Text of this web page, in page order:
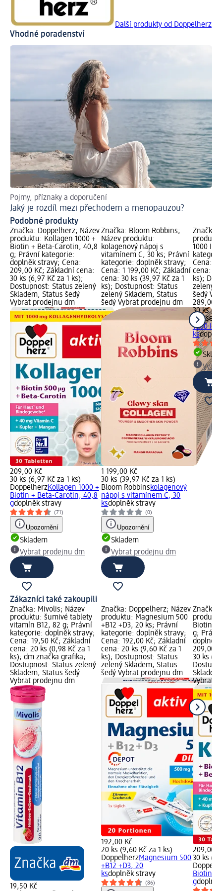
Další produkty od Doppelherz
Vhodné poradenství
Pojmy, příznaky a doporučení
Jaký je rozdíl mezi přechodem a menopauzou?
Podobné produkty
Značka: Doppelherz; Název
produktu: Kollagen 1000 +
Biotin + Beta-Carotin, 40,8
g; Právní kategorie:
doplněk stravy; Cena:
209,00 Kč; Základní cena:
30 ks (6,97 Kč za 1 ks);
Dostupnost: Status zelený
Skladem, Status šedý
Vybrat prodejnu dm
209,00 Kč
30 ks (6,97 Kč za 1 ks)
DoppelherzKollagen 1000 +
Biotin + Beta-Carotin, 40,8
gdoplněk stravy
(71)
Upozornění
Skladem
Vybrat prodejnu dm
Značka: Bloom Robbins;
Název produktu:
kolagenový nápoj s
vitamínem C, 30 ks; Právní
kategorie: doplněk stravy;
Cena: 1 199,00 Kč; Základní
cena: 30 ks (39,97 Kč za 1
ks); Dostupnost: Status
zelený Skladem, Status
šedý Vybrat prodejnu dm
1 199,00 Kč
30 ks (39,97 Kč za 1 ks)
Bloom Robbinskolagenový
nápoj s vitamínem C, 30
ksdoplněk stravy
(0)
Upozornění
Skladem
Vybrat prodejnu dm
Značka:
1000
Cena:
cena: 30
ks);
zelený
šedý
289,00
30 ks
tetesept
1000
ks
Zákazníci také zakoupili
Značka: Mivolis; Název
produktu: šumivé tablety
vitamín B12, 82 g; Právní
kategorie: doplněk stravy;
Cena: 19,50 Kč; Základní
cena: 20 ks (0,98 Kč za 1
ks); dm značka grafika;
Dostupnost: Status zelený
Skladem, Status šedý
Vybrat prodejnu dm
19,50 Kč
Značka: Doppelherz; Název
produktu: Magnesium 500
+B12 +D3, 20 ks; Právní
kategorie: doplněk stravy;
Cena: 192,00 Kč; Základní
cena: 20 ks (9,60 Kč za 1
ks); Dostupnost: Status
zelený Skladem, Status
šedý Vybrat prodejnu dm
192,00 Kč
20 ks (9,60 Kč za 1 ks)
DoppelherzMagnesium 500
+B12 +D3, 20
ksdoplněk stravy
(86)
Značka:
Biotin +
g;
doplněk
209,00
30 ks
Vybrat
209,00
30 ks
Biotin +
g